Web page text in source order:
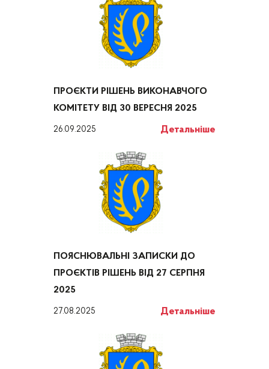
ПРОЄКТИ РІШЕНЬ ВИКОНАВЧОГО
КОМІТЕТУ ВІД 30 ВЕРЕСНЯ 2025
26.09.2025 Детальніше
ПОЯСНЮВАЛЬНІ ЗАПИСКИ ДО
ПРОЄКТІВ РІШЕНЬ ВІД 27 СЕРПНЯ
2025
27.08.2025 Детальніше